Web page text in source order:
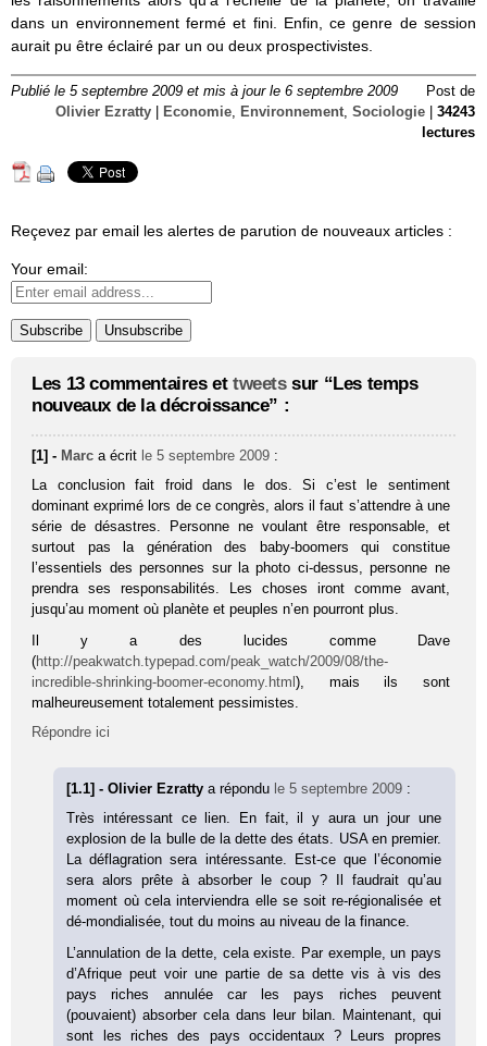
dans un environnement fermé et fini. Enfin, ce genre de session
aurait pu être éclairé par un ou deux prospectivistes.
Publié le 5 septembre 2009 et mis à jour le 6 septembre 2009
Post de
Olivier Ezratty
Economie Environnement Sociologie
34243
lectures
Reçevez par email les alertes de parution de nouveaux articles :
Your email:
Les 13 commentaires et tweetssur “Les temps
nouveaux de la décroissance” :
[1] - Marc a écrit le 5 septembre 2009 :
La conclusion fait froid dans le dos. Si c’est le sentiment
dominant exprimé lors de ce congrès, alors il faut s’attendre à une
série de désastres. Personne ne voulant être responsable, et
surtout pas la génération des baby-boomers qui constitue
l’essentiels des personnes sur la photo ci-dessus, personne ne
prendra ses responsabilités. Les choses iront comme avant,
jusqu’au moment où planète et peuples n’en pourront plus.
Il y a des lucides comme Dave
(http://peakwatch.typepad.com/peak_watch/2009/08/the-
incredible-shrinking-boomer-economy.html), mais ils sont
malheureusement totalement pessimistes.
Répondre ici
[1.1] - Olivier Ezrattya répondu le 5 septembre 2009 :
Très intéressant ce lien. En fait, il y aura un jour une
explosion de la bulle de la dette des états. USA en premier.
La déflagration sera intéressante. Est-ce que l’économie
sera alors prête à absorber le coup ? Il faudrait qu’au
moment où cela interviendra elle se soit re-régionalisée et
dé-mondialisée, tout du moins au niveau de la finance.
L’annulation de la dette, cela existe. Par exemple, un pays
d’Afrique peut voir une partie de sa dette vis à vis des
pays riches annulée car les pays riches peuvent
(pouvaient) absorber cela dans leur bilan. Maintenant, qui
sont les riches des pays occidentaux ? Leurs propres